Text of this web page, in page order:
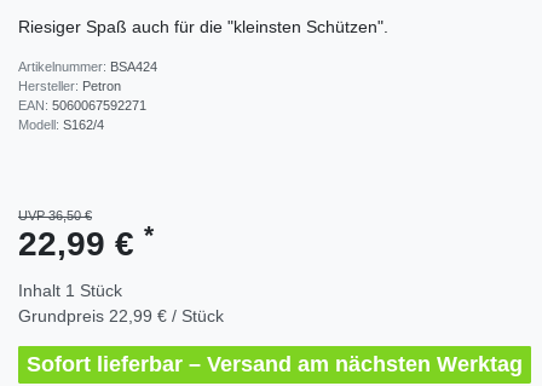
Riesiger Spaß auch für die "kleinsten Schützen".
Artikelnummer: BSA424
Hersteller: Petron
EAN: 5060067592271
Modell: S162/4
UVP 36,50 €
22,99 € *
Inhalt 1 Stück
Grundpreis 22,99 € / Stück
Sofort lieferbar – Versand am nächsten Werktag